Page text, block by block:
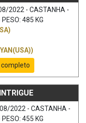
2022 - CASTANHA -
485 KG
completo
2022 - CASTANHA -
455 KG